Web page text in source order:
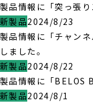
製品情報に「突っ張り
新製品2024/8/23
製品情報に「チャン
しました。
新製品2024/8/22
製品情報に「BELOS
新製品2024/8/1